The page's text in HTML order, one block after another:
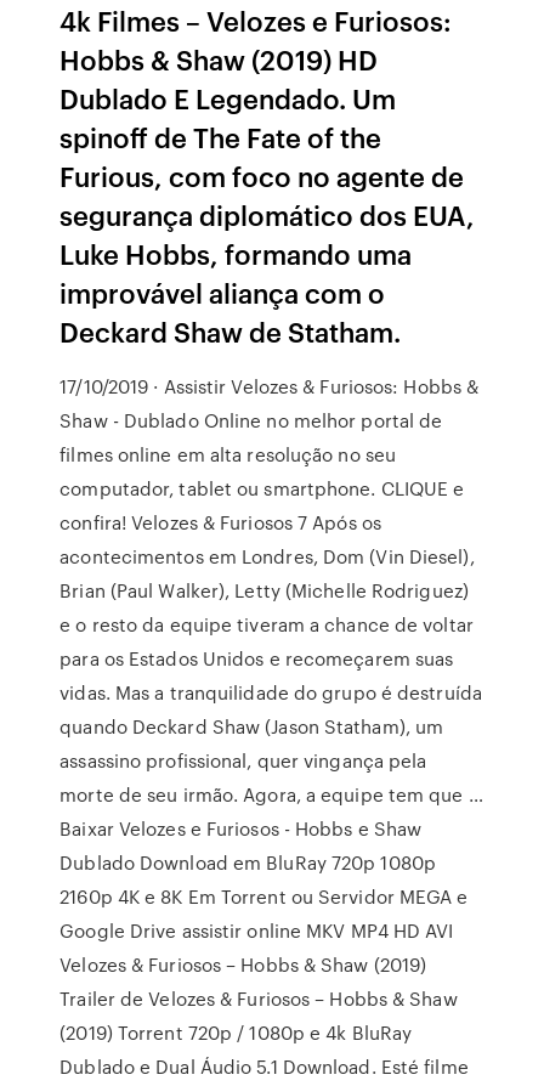
4k Filmes – Velozes e Furiosos:
Hobbs & Shaw (2019) HD
Dublado E Legendado. Um
spinoff de The Fate of the
Furious, com foco no agente de
segurança diplomático dos EUA,
Luke Hobbs, formando uma
improvável aliança com o
Deckard Shaw de Statham.
17/10/2019 · Assistir Velozes & Furiosos: Hobbs &
Shaw - Dublado Online no melhor portal de
filmes online em alta resolução no seu
computador, tablet ou smartphone. CLIQUE e
confira! Velozes & Furiosos 7 Após os
acontecimentos em Londres, Dom (Vin Diesel),
Brian (Paul Walker), Letty (Michelle Rodriguez)
e o resto da equipe tiveram a chance de voltar
para os Estados Unidos e recomeçarem suas
vidas. Mas a tranquilidade do grupo é destruída
quando Deckard Shaw (Jason Statham), um
assassino profissional, quer vingança pela
morte de seu irmão. Agora, a equipe tem que …
Baixar Velozes e Furiosos - Hobbs e Shaw
Dublado Download em BluRay 720p 1080p
2160p 4K e 8K Em Torrent ou Servidor MEGA e
Google Drive assistir online MKV MP4 HD AVI
Velozes & Furiosos – Hobbs & Shaw (2019)
Trailer de Velozes & Furiosos – Hobbs & Shaw
(2019) Torrent 720p / 1080p e 4k BluRay
Dublado e Dual Áudio 5.1 Download. Esté filme